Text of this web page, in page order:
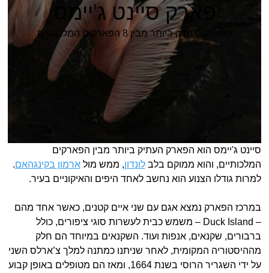
פארק סיינט ג'יימס
הפארק העתיק ביותר מבין 8 הפארקים המלכותיים
סיינט ג'יימס הוא הפארק העתיק ביותר מבין הפארקים
המלכותיים, והוא ממוקם בלבלונדון, ממש מולארמון בקינגהאם.
למרות גודלו הצנוע הוא נחשב לאחד היפים והאיקוניים בעיר.
במרכז הפארק נמצא אגם עם שני איים קטנים, כאשר אחד מהם
– Duck Island – משמש כבית לעשרות סוגי ציפורים, כולל
ברבורים, שקנאים, אנפות ועוד. השקנאים במיוחד הם חלק
מההיסטוריה המקומית, לאחר שניתנו כמתנה למלך צ’ארלס השני
על ידי השגריר הרוסי בשנת 1664, ומאז הם מטופלים באופן קבוע